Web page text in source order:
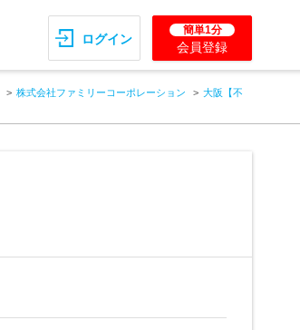
ログイン
簡単1分
会員登録
株式会社ファミリーコーポレーション
大阪【不